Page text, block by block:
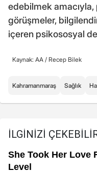
edebilmek
görüşmeler,
içeren psikososyal
Kaynak: AA / Recep Bilek
Kahramanmaraş Sağlık